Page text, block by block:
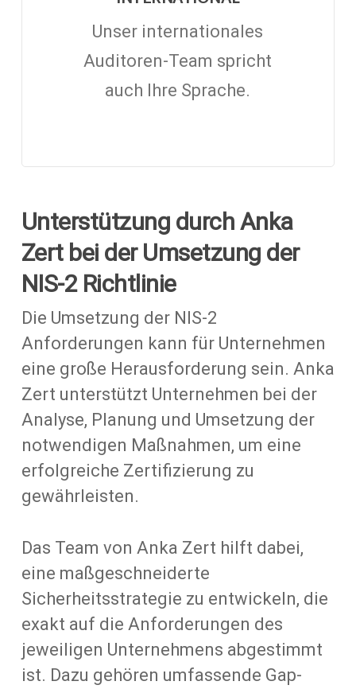
Unser internationales
Auditoren-Team spricht
auch Ihre Sprache.
Unterstützung durch Anka
Zert bei der Umsetzung der
NIS-2 Richtlinie
Die Umsetzung der NIS-2
Anforderungen kann für Unternehmen
eine große Herausforderung sein. Anka
Zert unterstützt Unternehmen bei der
Analyse, Planung und Umsetzung der
notwendigen Maßnahmen, um eine
erfolgreiche Zertifizierung zu
gewährleisten.
Das Team von Anka Zert hilft dabei,
eine maßgeschneiderte
Sicherheitsstrategie zu entwickeln, die
exakt auf die Anforderungen des
jeweiligen Unternehmens abgestimmt
ist. Dazu gehören umfassende Gap-